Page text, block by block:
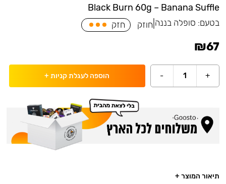
Black Burn 60g – Banana Suffle
בטעם: סופלה בננה חוזק חזק
₪67
+
1
- הוספה לעגלת קניות +
תיאור המוצר +